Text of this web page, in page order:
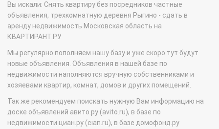
Вы искали: Снять квартиру без посредников частные
объявления, трехкомнатную деревня Рыгино - сдать в
аренду недвижимость Московская область на
КВАРТИРАНТ.РУ
Мы регулярно пополняем нашу базу и уже скоро тут будут
новые объявления. Объявления в нашей базе по
недвижимости наполняются вручную собственниками и
хозяевами квартир, комнат, домов и других помещений.
Так же рекомендуем поискать нужную Вам информацию на
доске объявлений авито.ру (avito.ru), в базе по
недвижимости циан.ру (cian.ru), в базе домофонд.ру